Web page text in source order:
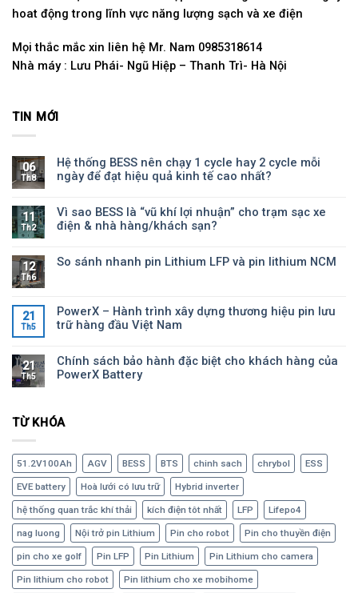
hoat động trong lĩnh vực năng lượng sạch và xe điện
Mọi thắc mắc xin liên hệ Mr. Nam 0985318614
Nhà máy : Lưu Phái- Ngũ Hiệp – Thanh Trì- Hà Nội
TIN MỚI
06
Th8
Hệ thống BESS nên chạy 1 cycle hay 2 cycle mỗi
ngày để đạt hiệu quả kinh tế cao nhất?
11
Th2
Vì sao BESS là “vũ khí lợi nhuận” cho trạm sạc xe
điện & nhà hàng/khách sạn?
12
Th6
So sánh nhanh pin Lithium LFP và pin lithium NCM
21
Th5
PowerX – Hành trình xây dựng thương hiệu pin lưu
trữ hàng đầu Việt Nam
21
Th5
Chính sách bảo hành đặc biệt cho khách hàng của
PowerX Battery
TỪ KHÓA
51.2V100Ah AGV BESS BTS chinh sach chrybol ESS
EVE battery Hoà lưới có lưu trữ Hybrid inverter
hệ thống quan trắc khí thải kích điện tôt nhất LFP Lifepo4
nag luong Nội trở pin Lithium Pin cho robot Pin cho thuyền điện
pin cho xe golf Pin LFP Pin Lithium Pin Lithium cho camera
Pin lithium cho robot Pin lithium cho xe mobihome